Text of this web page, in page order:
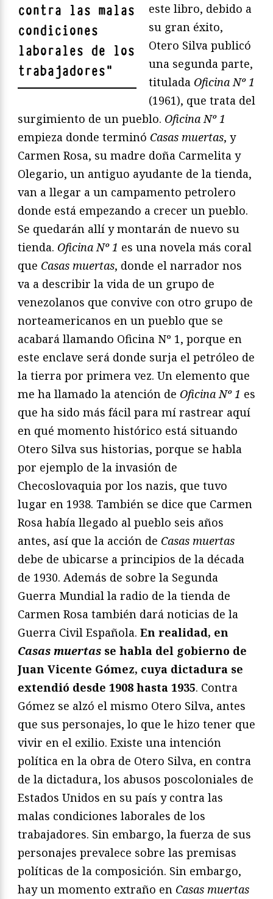
contra las malas
condiciones
laborales de los
trabajadores"
este libro, debido a
su gran éxito,
Otero Silva publicó
una segunda parte,
titulada Oficina Nº 1
(1961), que trata del
surgimiento de un pueblo. Oficina Nº 1
empieza donde terminó Casas muertas, y
Carmen Rosa, su madre doña Carmelita y
Olegario, un antiguo ayudante de la tienda,
van a llegar a un campamento petrolero
donde está empezando a crecer un pueblo.
Se quedarán allí y montarán de nuevo su
tienda. Oficina Nº 1 es una novela más coral
que Casas muertas, donde el narrador nos
va a describir la vida de un grupo de
venezolanos que convive con otro grupo de
norteamericanos en un pueblo que se
acabará llamando Oficina Nº 1, porque en
este enclave será donde surja el petróleo de
la tierra por primera vez. Un elemento que
me ha llamado la atención de Oficina Nº 1 es
que ha sido más fácil para mí rastrear aquí
en qué momento histórico está situando
Otero Silva sus historias, porque se habla
por ejemplo de la invasión de
Checoslovaquia por los nazis, que tuvo
lugar en 1938. También se dice que Carmen
Rosa había llegado al pueblo seis años
antes, así que la acción de Casas muertas
debe de ubicarse a principios de la década
de 1930. Además de sobre la Segunda
Guerra Mundial la radio de la tienda de
Carmen Rosa también dará noticias de la
Guerra Civil Española. En realidad, en
Casas muertas se habla del gobierno de
Juan Vicente Gómez, cuya dictadura se
extendió desde 1908 hasta 1935. Contra
Gómez se alzó el mismo Otero Silva, antes
que sus personajes, lo que le hizo tener que
vivir en el exilio. Existe una intención
política en la obra de Otero Silva, en contra
de la dictadura, los abusos poscoloniales de
Estados Unidos en su país y contra las
malas condiciones laborales de los
trabajadores. Sin embargo, la fuerza de sus
personajes prevalece sobre las premisas
políticas de la composición. Sin embargo,
hay un momento extraño en Casas muertas